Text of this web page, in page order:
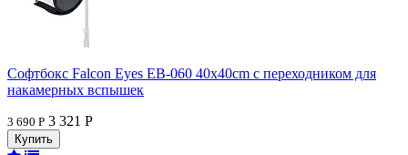
Софтбокс Falcon Eyes EB-060 40x40cm с переходником для
накамерных вспышек
3 690 Р 3 321 Р